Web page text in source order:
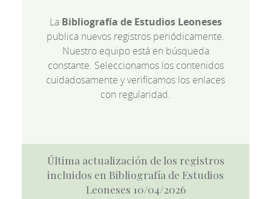
La Bibliografía de Estudios Leoneses
publica nuevos registros periódicamente.
Nuestro equipo está en búsqueda
constante. Seleccionamos los contenidos
cuidadosamente y verificamos los enlaces
con regularidad.
Última actualización de los registros
incluidos en Bibliografía de Estudios
Leoneses 10/04/2026